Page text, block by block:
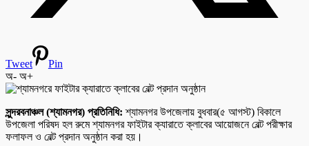
Tweet
Pin
অ- অ+
সুন্দরবনাঞ্চল (শ্যামনগর) প্রতিনিধি: শ্যামনগর উপজেলায় বুধবার(৫ আগস্ট) বিকালে
উপজেলা পরিষদ হল রুমে শ্যামনগর ফাইটার ক্যারাতে ক্লাবের আয়োজনে বেল্ট পরীক্ষার
ফলাফল ও বেল্ট প্রদান অনুষ্ঠান করা হয়।